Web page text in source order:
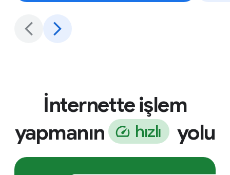
İnternette işlem
yapmanın
hızlı yolu